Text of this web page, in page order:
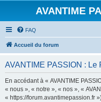
AVANTIME
FAQ
Accueil du forum
AVANTIME PASSION : Le
En accédant à « AVANTIME
« nous », « notre », « nos », «
« https://forum.avantimepassion.fr